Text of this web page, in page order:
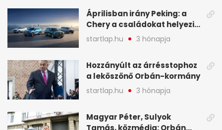
Áprilisban irány Peking: a
Chery a családokat helyezi
globális mobilitási
programja középpontjába
startlap.hu 3 hónapja
Hozzányúlt az árrésstophoz
a leköszönő Orbán-kormány
startlap.hu 3 hónapja
Magyar Péter, Sulyok